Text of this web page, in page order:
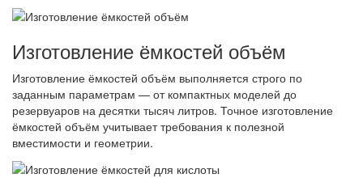
Изготовление ёмкостей объём
Изготовление ёмкостей объём выполняется строго по
заданным параметрам — от компактных моделей до
резервуаров на десятки тысяч литров. Точное изготовление
ёмкостей объём учитывает требования к полезной
вместимости и геометрии.